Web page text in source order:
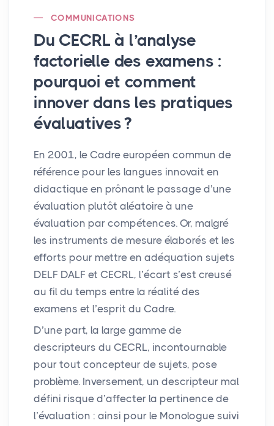
COMMUNICATIONS
Du CECRL à l’analyse
factorielle des examens :
pourquoi et comment
innover dans les pratiques
évaluatives?
En 2001, le Cadre européen commun de
référence pour les langues innovait en
didactique en prônant le passage d’une
évaluation plutôt aléatoire à une
évaluation par compétences. Or, malgré
les instruments de mesure élaborés et les
efforts pour mettre en adéquation sujets
DELF DALF et CECRL, l’écart s’est creusé
au fil du temps entre la réalité des
examens et l’esprit du Cadre.
D’une part, la large gamme de
descripteurs du CECRL, incontournable
pour tout concepteur de sujets, pose
problème. Inversement, un descripteur mal
défini risque d’affecter la pertinence de
l’évaluation : ainsi pour le Monologue suivi